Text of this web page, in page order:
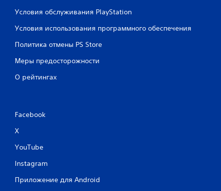
Условия обслуживания PlayStation
Условия использования программного обеспечения
Политика отмены PS Store
Меры предосторожности
О рейтингах
Facebook
X
YouTube
Instagram
Приложение для Android